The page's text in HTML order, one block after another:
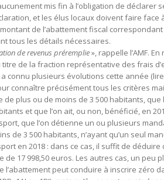
mis fin à l’obligation de déclarer
et les élus locaux doivent faire face
de l’abattement fiscal
tous les détails nécessaires.
de revenus préremplie», rappelle l’AMF.
de la fraction représentative des frais
connu plusieurs évolutions cette année (lire
connaître précisément tous les critères
plus ou de moins de 3 500 habitants, que
et que l’on ait, ou non, bénéficié, en
que l’on détienne un ou plusieurs
de 3 500 habitants, n’ayant qu’un seul
en 2018 : dans ce cas, il suffit de déduire
17 998,50 euros. Les autres cas, un peu
l’abattement peut conduire à inscrire zéro